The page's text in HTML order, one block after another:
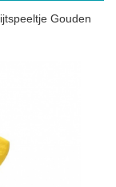
Gouden